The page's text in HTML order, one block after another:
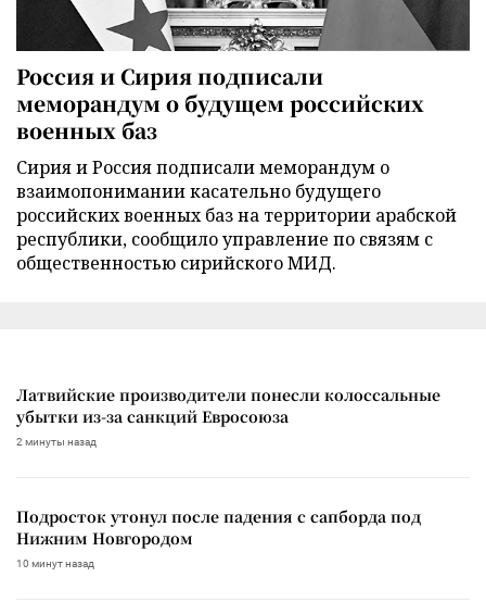
Россия и Сирия подписали
меморандум о будущем российских
военных баз
Сирия и Россия подписали меморандум о
взаимопонимании касательно будущего
российских военных баз на территории арабской
республики, сообщило управление по связям с
общественностью сирийского МИД.
Латвийские производители понесли колоссальные
убытки из-за санкций Евросоюза
2 минуты назад
Подросток утонул после падения с сапборда под
Нижним Новгородом
10 минут назад